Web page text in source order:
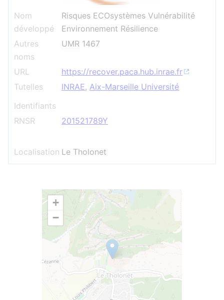
Nom
développé
Risques ECOsystèmes Vulnérabilité
Environnement Résilience
Autres
noms
UMR 1467
URL
https://recover.paca.hub.inrae.fr
Tutelles
INRAE, Aix-Marseille Université
Identifiants
RNSR
201521789Y
Localisation Le Tholonet
+
−